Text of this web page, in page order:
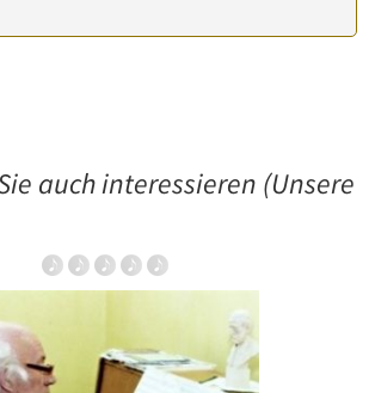
auch interessieren (Unsere